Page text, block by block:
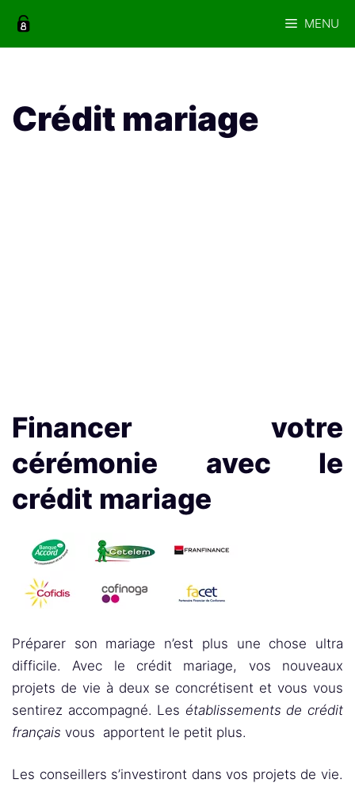
MENU
Crédit mariage
Financer votre
cérémonie avec le
crédit mariage
Préparer son mariage n’est plus une chose ultra
difficile. Avec le crédit mariage, vos nouveaux
projets de vie à deux se concrétisent et vous vous
sentirez accompagné. Les établissements de crédit
français vous apportent le petit plus.
Les conseillers s’investiront dans vos projets de vie.